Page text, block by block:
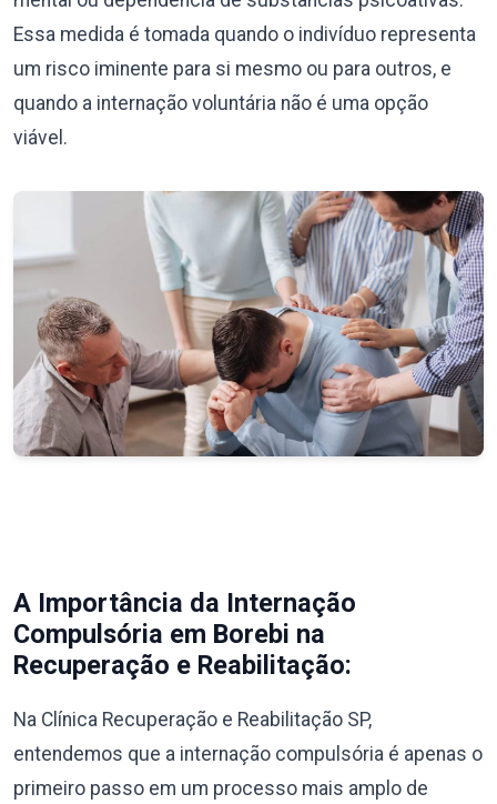
Essa medida é tomada quando o indivíduo representa
um risco iminente para si mesmo ou para outros, e
quando a internação voluntária não é uma opção
viável.
A Importância da Internação
Compulsória em Borebi na
Recuperação e Reabilitação:
Na Clínica Recuperação e Reabilitação SP,
entendemos que a internação compulsória é apenas o
primeiro passo em um processo mais amplo de